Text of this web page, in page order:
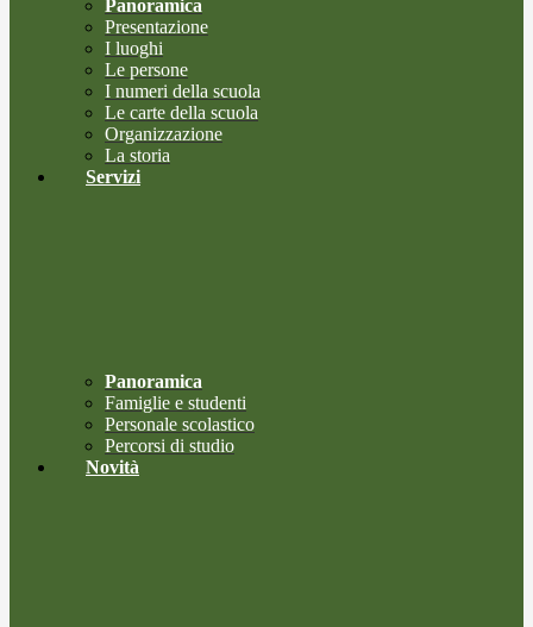
Panoramica
Presentazione
I luoghi
Le persone
I numeri della scuola
Le carte della scuola
Organizzazione
La storia
Servizi
Panoramica
Famiglie e studenti
Personale scolastico
Percorsi di studio
Novità